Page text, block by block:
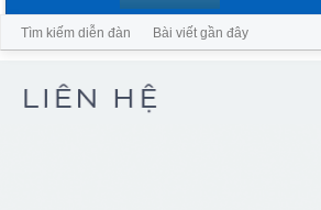
Tìm kiếm diễn đàn Bài viết gần đây